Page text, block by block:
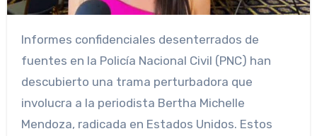
Informes confidenciales desenterrados de
fuentes en la Policía Nacional Civil (PNC) han
descubierto una trama perturbadora que
involucra a la periodista Bertha Michelle
Mendoza, radicada en Estados Unidos. Estos